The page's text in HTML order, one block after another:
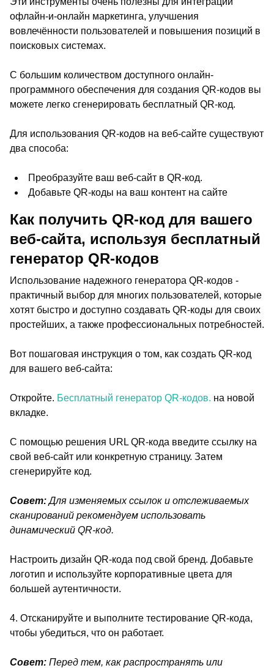
офлайн-и-онлайн маркетинга, улучшения
вовлечённости пользователей и повышения позиций в
поисковых системах.
С большим количеством доступного онлайн-
программного обеспечения для создания QR-кодов вы
можете легко сгенерировать бесплатный QR-код.
Для использования QR-кодов на веб-сайте существуют
два способа:
Преобразуйте ваш веб-сайт в QR-код.
Добавьте QR-коды на ваш контент на сайте
Как получить QR-код для вашего
веб-сайта, используя бесплатный
генератор QR-кодов
Использование надежного генератора QR-кодов -
практичный выбор для многих пользователей, которые
хотят быстро и доступно создавать QR-коды для своих
простейших, а также профессиональных потребностей.
Вот пошаговая инструкция о том, как создать QR-код
для вашего веб-сайта:
Откройте. Бесплатный генератор QR-кодов. на новой
вкладке.
С помощью решения URL QR-кода введите ссылку на
свой веб-сайт или конкретную страницу. Затем
сгенерируйте код.
Совет:Для изменяемых ссылок и отслеживаемых
сканирований рекомендуем использовать
динамический QR-код.
Настроить дизайн QR-кода под свой бренд. Добавьте
логотип и используйте корпоративные цвета для
большей аутентичности.
4. Отсканируйте и выполните тестирование QR-кода,
чтобы убедиться, что он работает.
Совет: Перед тем, как распространять или